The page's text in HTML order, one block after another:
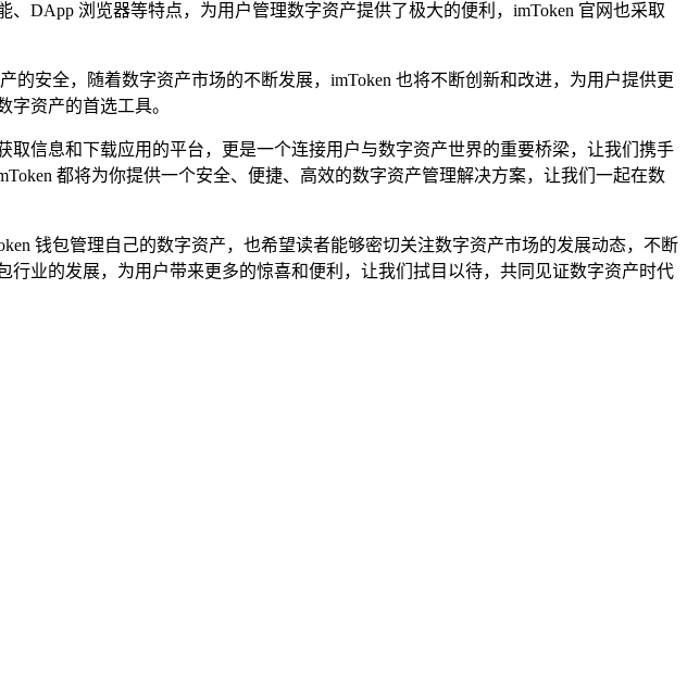
DApp 浏览器等特点，为用户管理数字资产提供了极大的便利，imToken 官网也采取
安全，随着数字资产市场的不断发展，imToken 也将不断创新和改进，为用户提供更
资产的首选工具。
信息和下载应用的平台，更是一个连接用户与数字资产世界的重要桥梁，让我们携手
都将为你提供一个安全、便捷、高效的数字资产管理解决方案，让我们一起在数
钱包管理自己的数字资产，也希望读者能够密切关注数字资产市场的发展动态，不断
业的发展，为用户带来更多的惊喜和便利，让我们拭目以待，共同见证数字资产时代